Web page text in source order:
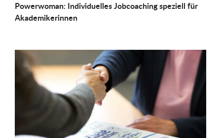
Powerwoman: Individu­elles Job­coaching speziell für
Aka­demiker­innen